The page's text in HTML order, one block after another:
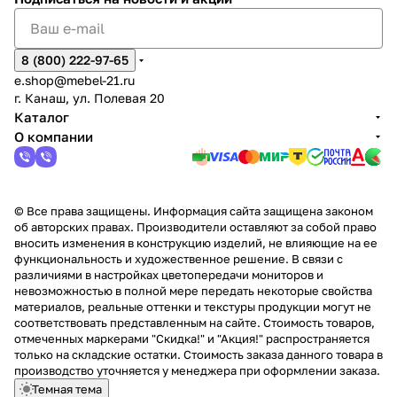
8 (800) 222-97-65
e.shop@mebel-21.ru
г. Канаш, ул. Полевая 20
Каталог
О компании
© Все права защищены. Информация сайта защищена законом
об авторских правах. Производители оставляют за собой право
вносить изменения в конструкцию изделий, не влияющие на ее
функциональность и художественное решение. В связи с
различиями в настройках цветопередачи мониторов и
невозможностью в полной мере передать некоторые свойства
материалов, реальные оттенки и текстуры продукции могут не
соответствовать представленным на сайте. Стоимость товаров,
отмеченных маркерами "Скидка!" и "Акция!" распространяется
только на складские остатки. Стоимость заказа данного товара в
производство уточняется у менеджера при оформлении заказа.
Темная тема